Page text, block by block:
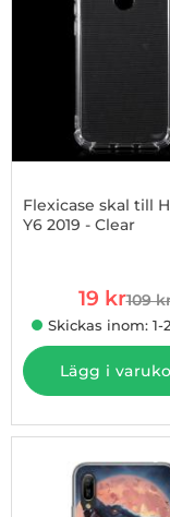
Flexicase skal till
Y6 2019 - Clear
rea pris
19 kr109
Skickas inom: 1-
Lägg i